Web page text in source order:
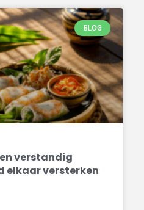
BLOG
verstandig
elkaar versterken